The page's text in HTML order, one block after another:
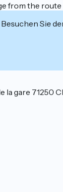
from the route
Sie
la gare 71250